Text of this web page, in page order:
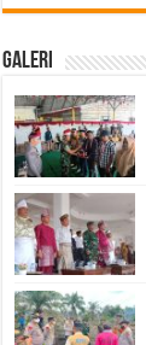
Galeri